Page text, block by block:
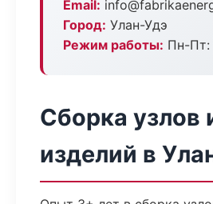
Email:
Город: Улан-Удэ
Режим работы: Пн-Пт:
Сборка узлов
изделий в